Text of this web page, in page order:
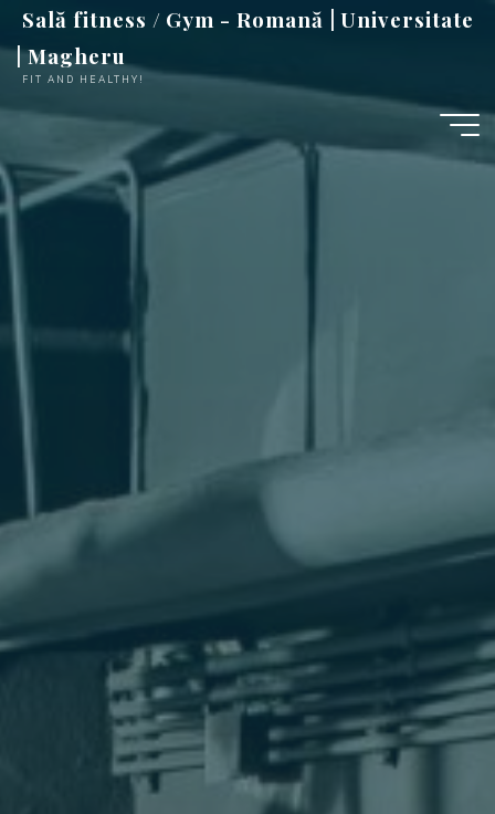
Sari
conținut
Sală fitness / Gym - Romană | Universitate
| Magheru
FIT AND HEALTHY!